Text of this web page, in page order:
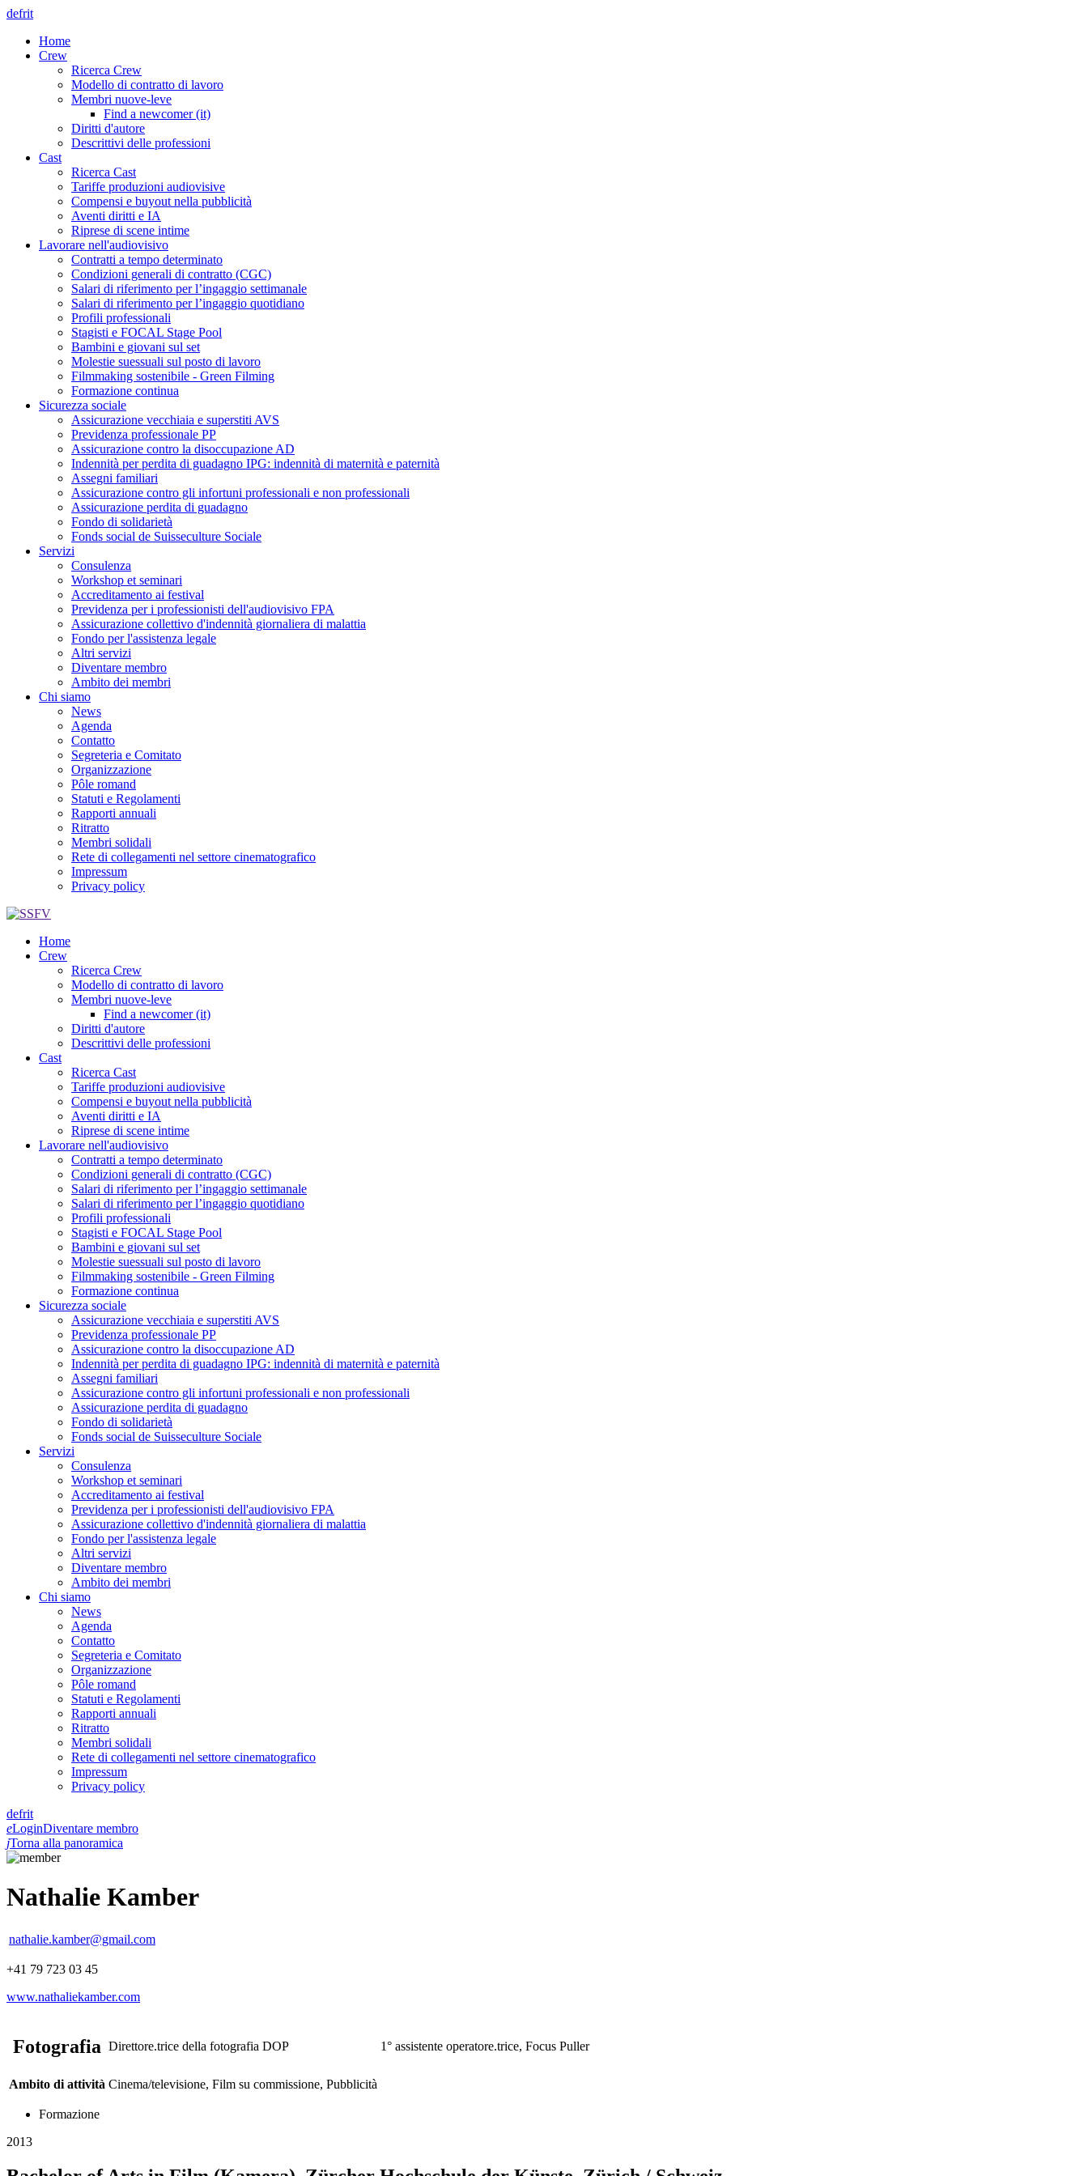
defrit
Home
Crew
Ricerca Crew
Modello di contratto di lavoro
Membri nuove-leve
Find a newcomer (it)
Diritti d'autore
Descrittivi delle professioni
Cast
Ricerca Cast
Tariffe produzioni audiovisive
Compensi e buyout nella pubblicità
Aventi diritti e IA
Riprese di scene intime
Lavorare nell'audiovisivo
Contratti a tempo determinato
Condizioni generali di contratto (CGC)
Salari di riferimento per l’ingaggio settimanale
Salari di riferimento per l’ingaggio quotidiano
Profili professionali
Stagisti e FOCAL Stage Pool
Bambini e giovani sul set
Molestie suessuali sul posto di lavoro
Filmmaking sostenibile - Green Filming
Formazione continua
Sicurezza sociale
Assicurazione vecchiaia e superstiti AVS
Previdenza professionale PP
Assicurazione contro la disoccupazione AD
Indennità per perdita di guadagno IPG: indennità di maternità e paternità
Assegni familiari
Assicurazione contro gli infortuni professionali e non professionali
Assicurazione perdita di guadagno
Fondo di solidarietà
Fonds social de Suisseculture Sociale
Servizi
Consulenza
Workshop et seminari
Accreditamento ai festival
Previdenza per i professionisti dell'audiovisivo FPA
Assicurazione collettivo d'indennità giornaliera di malattia
Fondo per l'assistenza legale
Altri servizi
Diventare membro
Ambito dei membri
Chi siamo
News
Agenda
Contatto
Segreteria e Comitato
Organizzazione
Pôle romand
Statuti e Regolamenti
Rapporti annuali
Ritratto
Membri solidali
Rete di collegamenti nel settore cinematografico
Impressum
Privacy policy
Home
Crew
Ricerca Crew
Modello di contratto di lavoro
Membri nuove-leve
Find a newcomer (it)
Diritti d'autore
Descrittivi delle professioni
Cast
Ricerca Cast
Tariffe produzioni audiovisive
Compensi e buyout nella pubblicità
Aventi diritti e IA
Riprese di scene intime
Lavorare nell'audiovisivo
Contratti a tempo determinato
Condizioni generali di contratto (CGC)
Salari di riferimento per l’ingaggio settimanale
Salari di riferimento per l’ingaggio quotidiano
Profili professionali
Stagisti e FOCAL Stage Pool
Bambini e giovani sul set
Molestie suessuali sul posto di lavoro
Filmmaking sostenibile - Green Filming
Formazione continua
Sicurezza sociale
Assicurazione vecchiaia e superstiti AVS
Previdenza professionale PP
Assicurazione contro la disoccupazione AD
Indennità per perdita di guadagno IPG: indennità di maternità e paternità
Assegni familiari
Assicurazione contro gli infortuni professionali e non professionali
Assicurazione perdita di guadagno
Fondo di solidarietà
Fonds social de Suisseculture Sociale
Servizi
Consulenza
Workshop et seminari
Accreditamento ai festival
Previdenza per i professionisti dell'audiovisivo FPA
Assicurazione collettivo d'indennità giornaliera di malattia
Fondo per l'assistenza legale
Altri servizi
Diventare membro
Ambito dei membri
Chi siamo
News
Agenda
Contatto
Segreteria e Comitato
Organizzazione
Pôle romand
Statuti e Regolamenti
Rapporti annuali
Ritratto
Membri solidali
Rete di collegamenti nel settore cinematografico
Impressum
Privacy policy
defrit
eLoginDiventare membro
jTorna alla panoramica
Nathalie Kamber
nathalie.kamber@gmail.com
+41 79 723 03 45
www.nathaliekamber.com
Fotografia Direttore.trice della fotografia DOP 1° assistente operatore.trice, Focus Puller
Ambito di attività Cinema/televisione, Film su commissione, Pubblicità
Formazione
2013